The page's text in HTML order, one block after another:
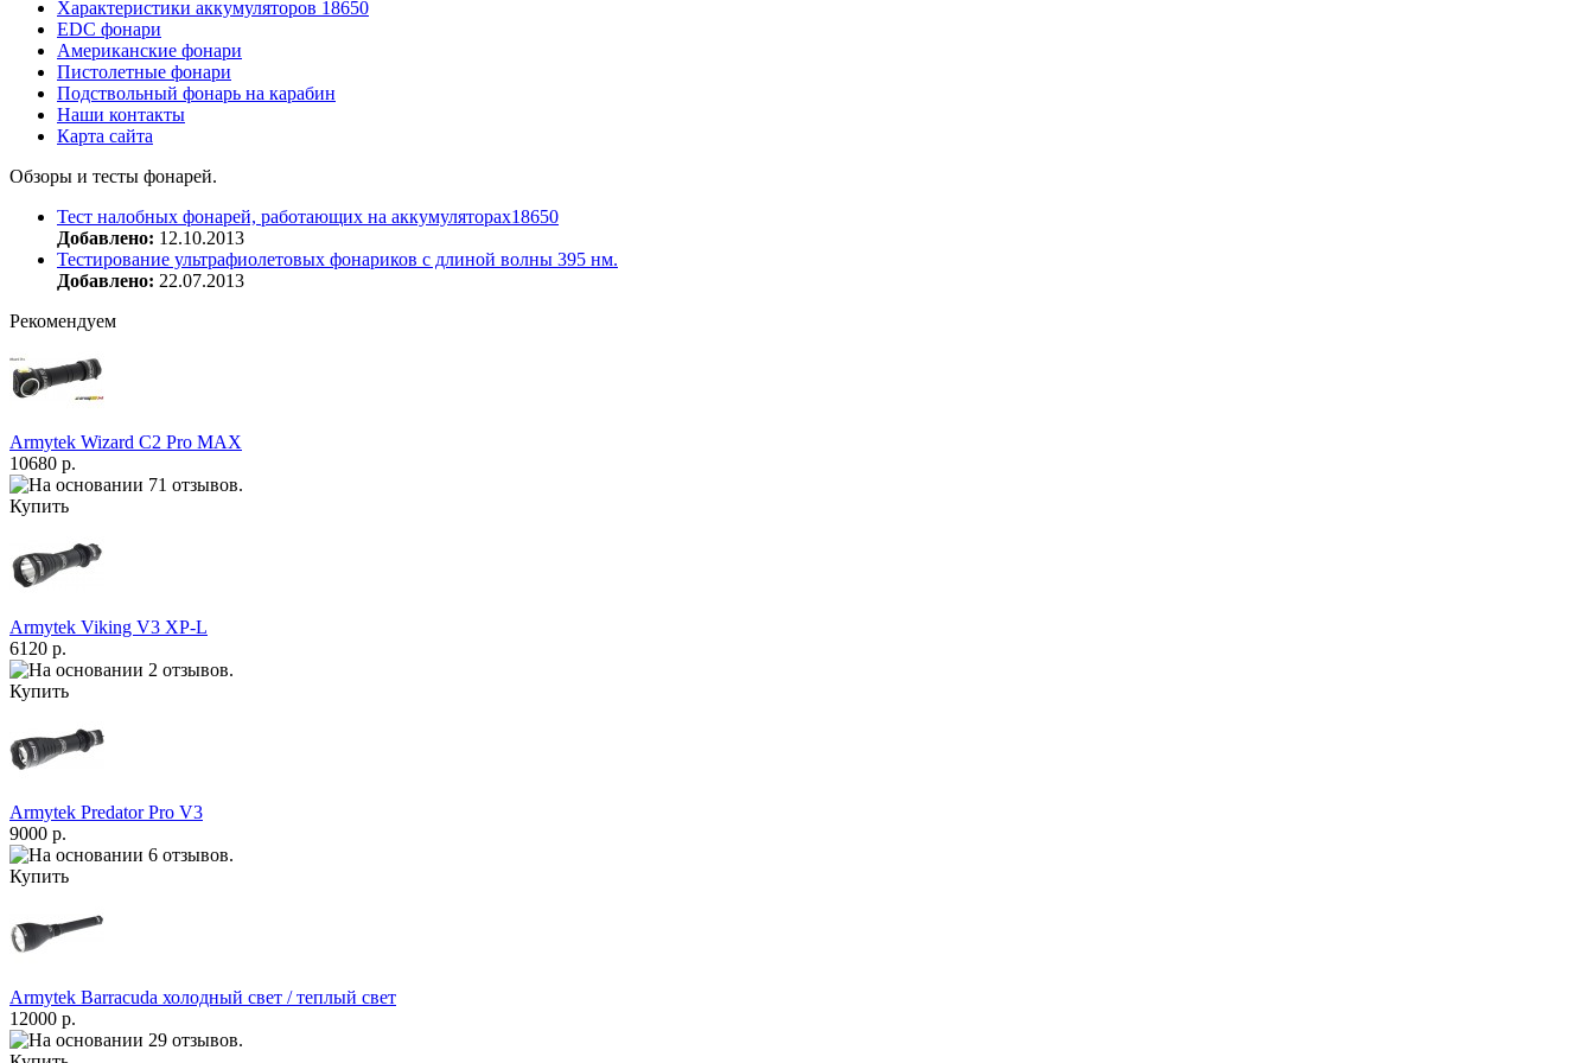
Характеристики аккумуляторов 18650
EDC фонари
Американские фонари
Пистолетные фонари
Подствольный фонарь на карабин
Наши контакты
Карта сайта
Обзоры и тесты фонарей.
Тест налобных фонарей, работающих на аккумуляторах18650
Добавлено: 12.10.2013
Тестирование ультрафиолетовых фонариков с длиной волны 395 нм.
Добавлено: 22.07.2013
Рекомендуем
Armytek Wizard С2 Pro MAX
10680 р.
Купить
Armytek Viking V3 XP-L
6120 р.
Купить
Armytek Predator Pro V3
9000 р.
Купить
Armytek Barracuda холодный свет / теплый свет
12000 р.